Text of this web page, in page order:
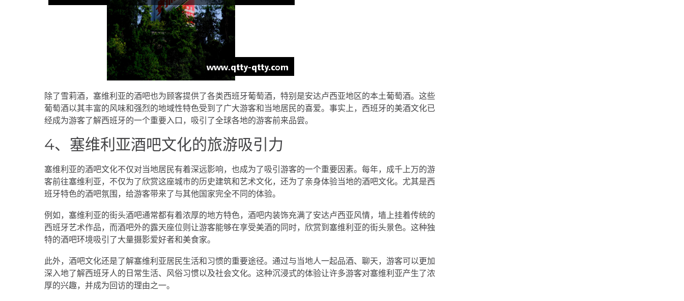
除了雪莉酒，塞维利亚的酒吧也为顾客提供了各类西班牙葡萄酒，特别是安达卢西亚地区的本土葡萄酒。这些
葡萄酒以其丰富的风味和强烈的地域性特色受到了广大游客和当地居民的喜爱。事实上，西班牙的美酒文化已
经成为游客了解西班牙的一个重要入口，吸引了全球各地的游客前来品尝。
4、塞维利亚酒吧文化的旅游吸引力
塞维利亚的酒吧文化不仅对当地居民有着深远影响，也成为了吸引游客的一个重要因素。每年，成千上万的游
客前往塞维利亚，不仅为了欣赏这座城市的历史建筑和艺术文化，还为了亲身体验当地的酒吧文化。尤其是西
班牙特色的酒吧氛围，给游客带来了与其他国家完全不同的体验。
例如，塞维利亚的街头酒吧通常都有着浓厚的地方特色，酒吧内装饰充满了安达卢西亚风情，墙上挂着传统的
西班牙艺术作品，而酒吧外的露天座位则让游客能够在享受美酒的同时，欣赏到塞维利亚的街头景色。这种独
特的酒吧环境吸引了大量摄影爱好者和美食家。
此外，酒吧文化还是了解塞维利亚居民生活和习惯的重要途径。通过与当地人一起品酒、聊天，游客可以更加
深入地了解西班牙人的日常生活、风俗习惯以及社会文化。这种沉浸式的体验让许多游客对塞维利亚产生了浓
厚的兴趣，并成为回访的理由之一。